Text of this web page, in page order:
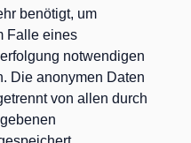
benötigt, um
Falle eines
notwendigen
Die anonymen Daten
von allen durch